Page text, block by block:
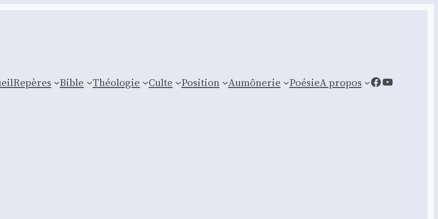
Repères Bible Théologie Culte Posi­tion Aumônerie PoésieA propos Facebook
YouTube